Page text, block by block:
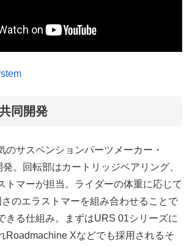
同開発
のサスペンションパーツメーカー・
。回転部はカートリッジベアリング、
トマーが担当。ライダーの体重に応じて
のエラストマーを組み合わせることで
きる仕組み。まずはURS 01シリーズに
Roadmachine Xなどでも採用されるそ